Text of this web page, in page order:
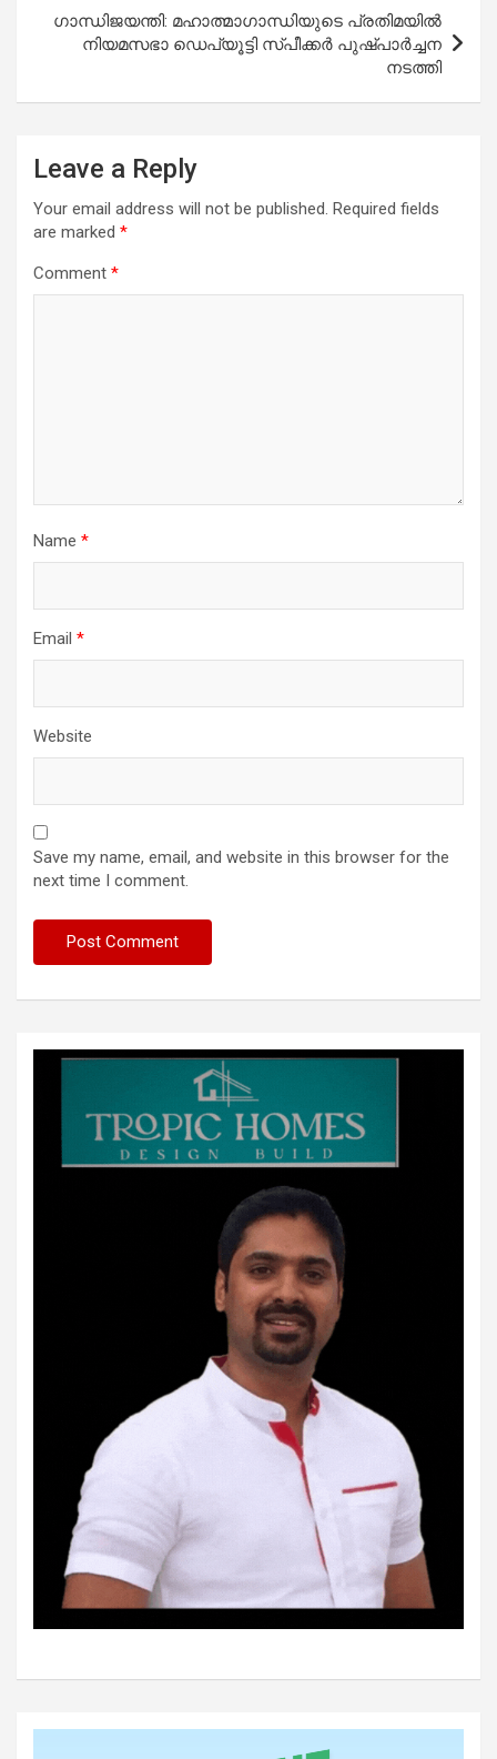
ഗാന്ധിജയന്തി: മഹാത്മാഗാന്ധിയുടെ പ്രതിമയിൽ
നിയമസഭാ ഡെപ്യൂട്ടി സ്പീക്കർ പുഷ്പാർച്ചന
നടത്തി
Leave a Reply
Your email address will not be published. Required fields
are marked *
Comment *
Name *
Email *
Website
Save my name, email, and website in this browser for the
next time I comment.